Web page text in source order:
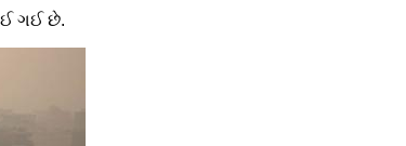
ગઈ છે.